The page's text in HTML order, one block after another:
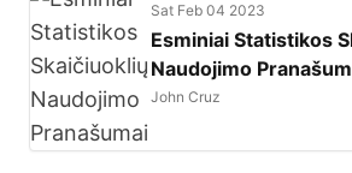
Sat Feb 04 2023
Esminiai Statistikos
Naudojimo
John Cruz